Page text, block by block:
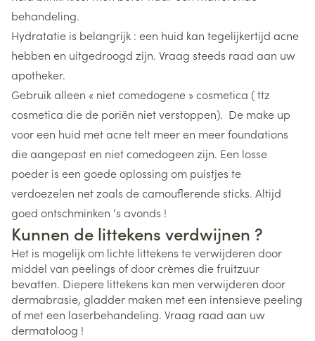
behandeling.
Hydratatie is belangrijk : een huid kan tegelijkertijd acne
hebben en uitgedroogd zijn. Vraag steeds raad aan uw
apotheker.
Gebruik alleen « niet comedogene » cosmetica ( ttz
cosmetica die de poriën niet verstoppen). De make up
voor een huid met acne telt meer en meer foundations
die aangepast en niet comedogeen zijn. Een losse
poeder is een goede oplossing om puistjes te
verdoezelen net zoals de camouflerende sticks. Altijd
goed ontschminken ‘s avonds !
Kunnen de littekens verdwijnen ?
Het is mogelijk om lichte littekens te verwijderen door
middel van peelings of door crèmes die fruitzuur
bevatten. Diepere littekens kan men verwijderen door
dermabrasie, gladder maken met een intensieve peeling
of met een laserbehandeling. Vraag raad aan uw
dermatoloog !